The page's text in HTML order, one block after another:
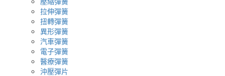
拉伸彈簧
扭轉彈簧
異形彈簧
汽車彈簧
電子彈簧
醫療彈簧
沖壓彈片